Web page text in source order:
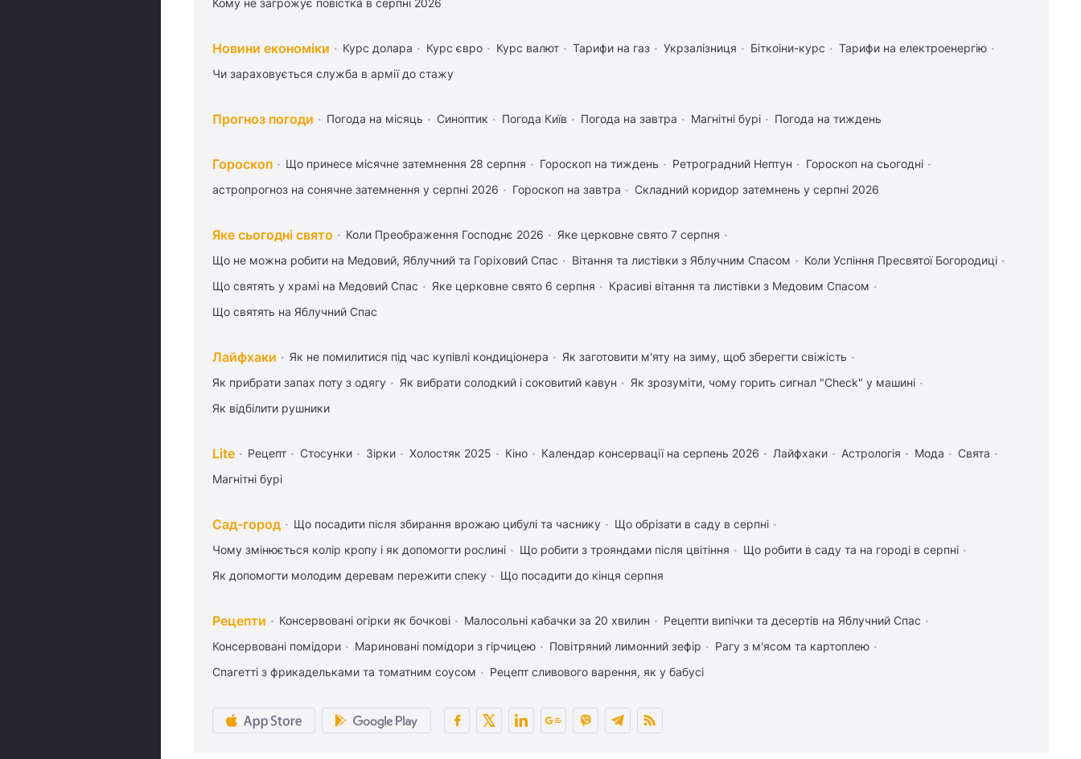
Кому не загрожує повістка в серпні 2026
Новини економіки Курс долара Курс євро Курс валют Тарифи на газ Укрзалізниця Біткоіни-курс
Тарифи на електроенергію
Чи зараховується служба в армії до стажу
Прогноз погоди Погода на місяць Синоптик Погода Київ Погода на завтра Магнітні бурі Погода на тиждень
Гороскоп Що принесе місячне затемнення 28 серпня Гороскоп на тиждень Ретроградний Нептун
Гороскоп на сьогодні
астропрогноз на сонячне затемнення у серпні 2026
Гороскоп на завтра Складний коридор затемнень у серпні 2026
Яке сьогодні свято Коли Преображення Господнє 2026
Яке церковне свято 7 серпня
Що не можна робити на Медовий, Яблучний та Горіховий Спас
Вітання та листівки з Яблучним Спасом
Коли Успіння Пресвятої Богородиці
Що святять у храмі на Медовий Спас
Яке церковне свято 6 серпня
Красиві вітання та листівки з Медовим Спасом
Що святять на Яблучний Спас
Лайфхаки Як не помилитися під час купівлі кондиціонера
Як заготовити м'яту на зиму, щоб зберегти свіжість
Як прибрати запах поту з одягу
Як вибрати солодкий і соковитий кавун
Як зрозуміти, чому горить сигнал "Check" у машині
Як відбілити рушники
Lite Рецепт Стосунки Зірки Холостяк 2025 Кіно Календар консервації на серпень 2026 Лайфхаки Астрологія Мода
Свята
Магнітні бурі
Сад-город Що посадити після збирання врожаю цибулі та часнику
Що обрізати в саду в серпні
Чому змінюється колір кропу і як допомогти рослині
Що робити з трояндами після цвітіння
Що робити в саду та на городі в серпні
Як допомогти молодим деревам пережити спеку
Що посадити до кінця серпня
Рецепти Консервовані огірки як бочкові Малосольні кабачки за 20 хвилин
Рецепти випічки та десертів на Яблучний Спас
Консервовані помідори
Мариновані помідори з гірчицею Повітряний лимонний зефір
Рагу з м'ясом та картоплею
Спагетті з фрикадельками та томатним соусом
Рецепт сливового варення, як у бабусі